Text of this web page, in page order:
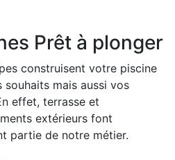
Prêt à plonger
construisent votre piscine
souhaits mais aussi vos
effet, terrasse et
extérieurs font
partie de notre métier.